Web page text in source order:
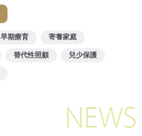
早期療育 寄養家庭
替代性照顧 兒少保護
NEWS